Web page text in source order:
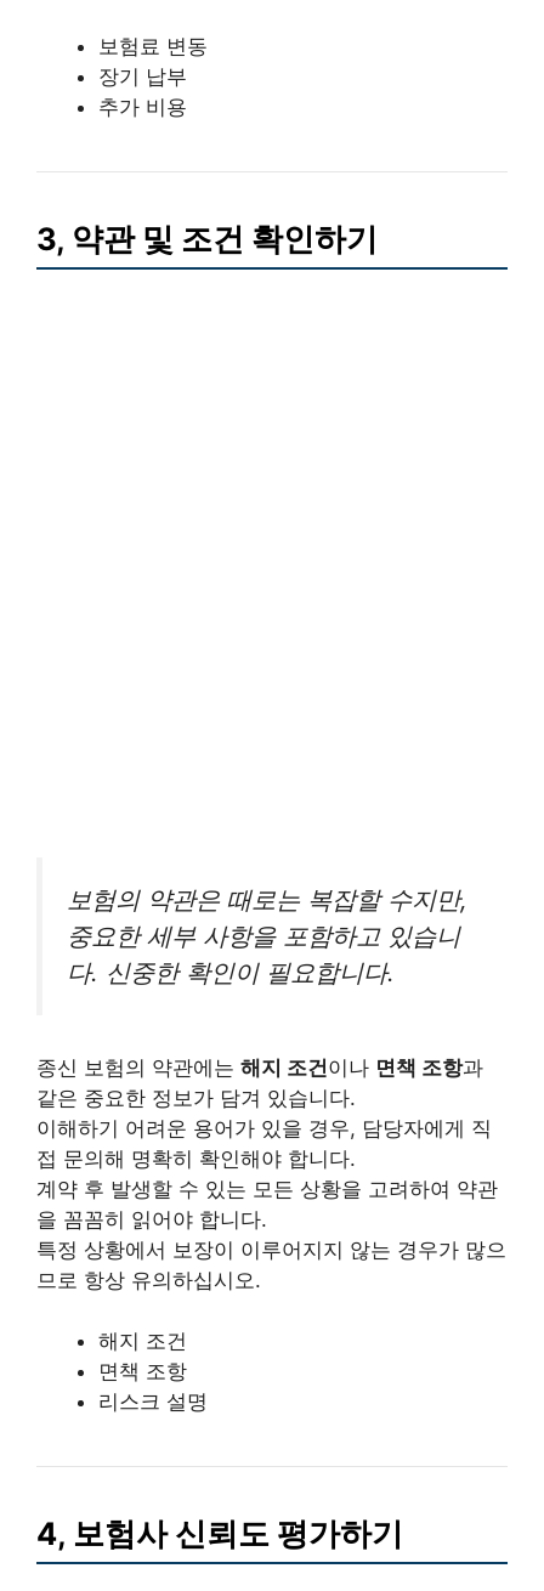
보험료 변동
장기 납부
추가 비용
3, 약관 및 조건 확인하기
보험의 약관은 때로는 복잡할 수지만,
중요한 세부 사항을 포함하고 있습니
다. 신중한 확인이 필요합니다.
종신 보험의 약관에는 해지 조건이나 면책 조항과
같은 중요한 정보가 담겨 있습니다.
이해하기 어려운 용어가 있을 경우, 담당자에게 직
접 문의해 명확히 확인해야 합니다.
계약 후 발생할 수 있는 모든 상황을 고려하여 약관
을 꼼꼼히 읽어야 합니다.
특정 상황에서 보장이 이루어지지 않는 경우가 많으
므로 항상 유의하십시오.
해지 조건
면책 조항
리스크 설명
4, 보험사 신뢰도 평가하기